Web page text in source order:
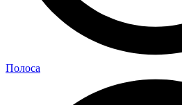
Полоса